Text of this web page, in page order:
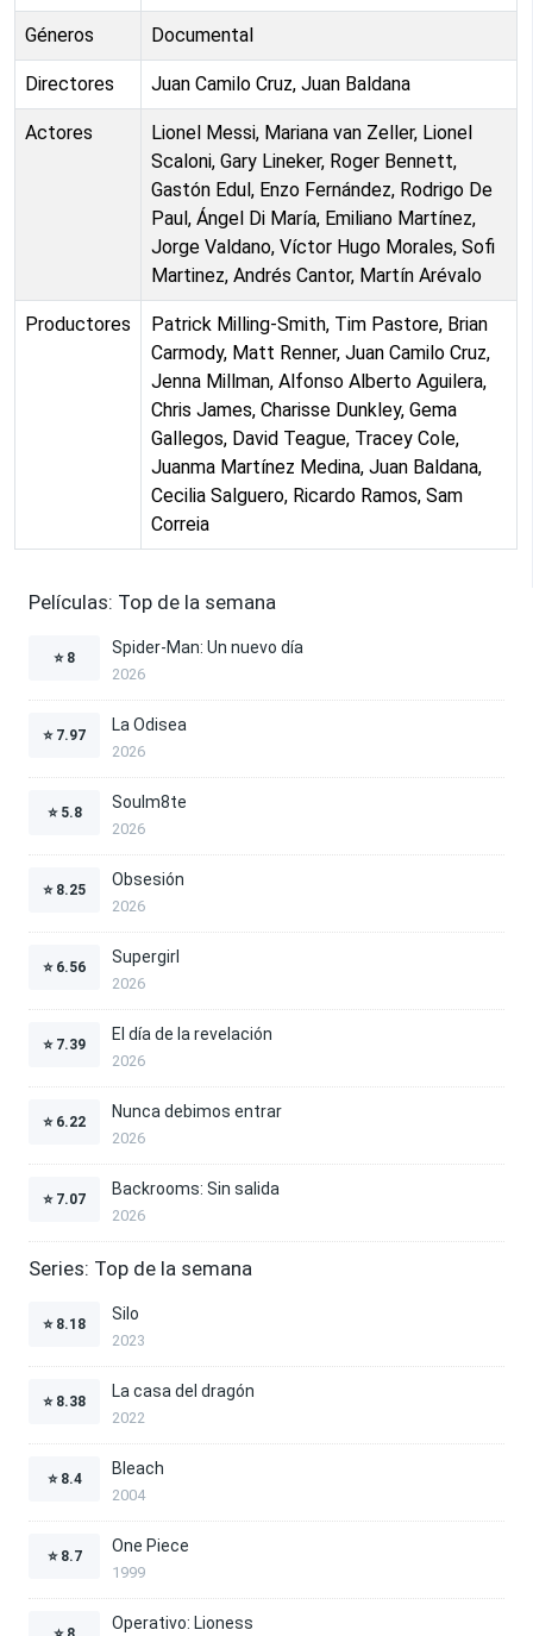
Géneros Documental
Directores Juan Camilo Cruz, Juan Baldana
Actores
Lionel Messi, Mariana van Zeller, Lionel
Scaloni, Gary Lineker, Roger Bennett,
Gastón Edul, Enzo Fernández, Rodrigo De
Paul, Ángel Di María, Emiliano Martínez,
Jorge Valdano, Víctor Hugo Morales, Sofi
Martinez, Andrés Cantor, Martín Arévalo
Productores
Patrick Milling-Smith, Tim Pastore, Brian
Carmody, Matt Renner, Juan Camilo Cruz,
Jenna Millman, Alfonso Alberto Aguilera,
Chris James, Charisse Dunkley, Gema
Gallegos, David Teague, Tracey Cole,
Juanma Martínez Medina, Juan Baldana,
Cecilia Salguero, Ricardo Ramos, Sam
Correia
Películas: Top de la semana
⭐ 8
Spider-Man: Un nuevo día
2026
⭐ 7.97
La Odisea
2026
⭐ 5.8
Soulm8te
2026
⭐ 8.25
Obsesión
2026
⭐ 6.56
Supergirl
2026
⭐ 7.39
El día de la revelación
2026
⭐ 6.22
Nunca debimos entrar
2026
⭐ 7.07
Backrooms: Sin salida
2026
Series: Top de la semana
⭐ 8.18
Silo
2023
⭐ 8.38
La casa del dragón
2022
⭐ 8.4
Bleach
2004
⭐ 8.7
One Piece
1999
Operativo: Lioness